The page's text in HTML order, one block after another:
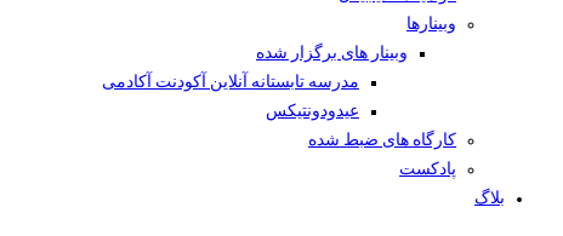
وبینار‌ها
وبینار های برگزار شده
مدرسه تابستانه آنلاین آکودنت آکادمی
عیدودونتیکس
کارگاه های ضبط شده
پادکست
بلاگ